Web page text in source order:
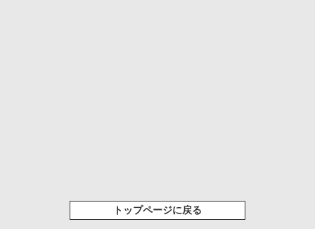
トップページに戻る